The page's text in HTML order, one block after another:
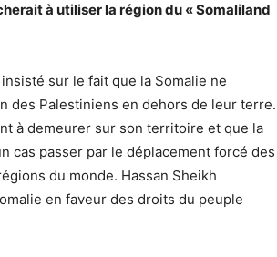
à utiliser la région du « Somaliland
sur le fait que la Somalie ne
des Palestiniens en dehors de leur terre.
à demeurer sur son territoire et que la
cas passer par le déplacement forcé des
du monde. Hassan Sheikh
en faveur des droits du peuple